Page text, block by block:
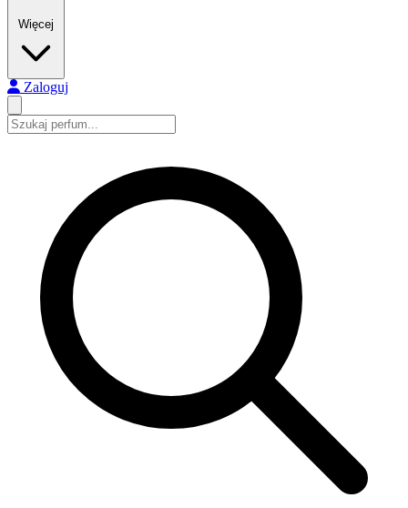
Więcej
Zaloguj